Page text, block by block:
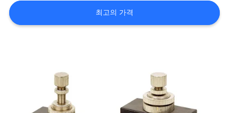
여
최고의 가격